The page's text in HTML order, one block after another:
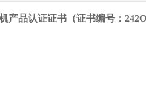
品认证证书（证书编号：